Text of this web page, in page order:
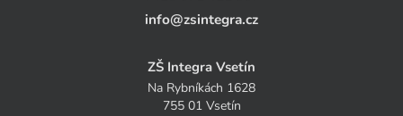
info@zsintegra.cz
ZŠ Integra Vsetín
Na Rybníkách 1628
755 01 Vsetín